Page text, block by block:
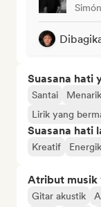
Simón
Suasana hati
Santai Menarik
Lirik yang
Suasana hati
Kreatif Energik
Atribut musik
Gitar akustik